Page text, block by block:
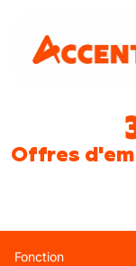
Offres
Fonction